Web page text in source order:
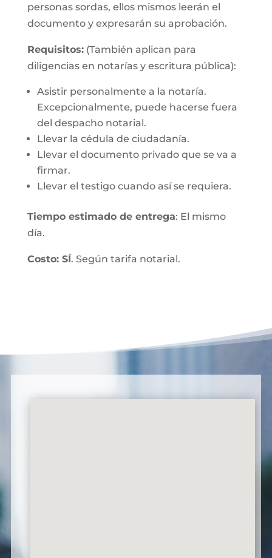
personas sordas, ellos mismos leerán el
documento y expresarán su aprobación.
Requisitos:(También aplican para
diligencias en notarías y escritura pública):
Asistir personalmente a la notaría.
Excepcionalmente, puede hacerse fuera
del despacho notarial.
Llevar la cédula de ciudadanía.
Llevar el documento privado que se va a
firmar.
Llevar el testigo cuando así se requiera.
Tiempo estimado de entrega: El mismo
día.
Costo: SÍ. Según tarifa notarial.